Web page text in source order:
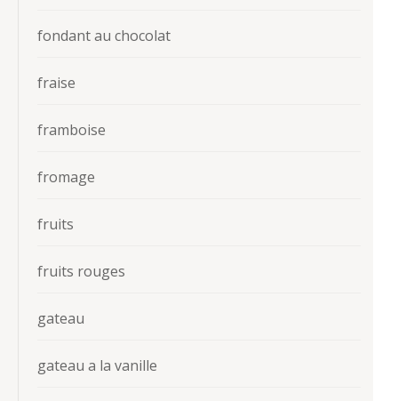
fondant au chocolat
fraise
framboise
fromage
fruits
fruits rouges
gateau
gateau a la vanille